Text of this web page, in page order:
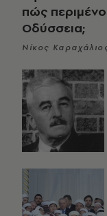
πώς
Οδύσσεια;
Νίκος